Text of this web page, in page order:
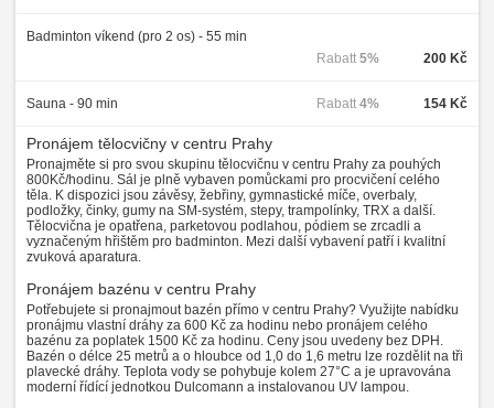
Badminton víkend (pro 2 os) - 55 min
200 Kč
Rabatt 5%
Sauna - 90 min 154 Kč
Rabatt 4%
Pronájem tělocvičny v centru Prahy
Pronajměte si pro svou skupinu tělocvičnu v centru Prahy za pouhých
800Kč/hodinu. Sál je plně vybaven pomůckami pro procvičení celého
těla. K dispozici jsou závěsy, žebřiny, gymnastické míče, overbaly,
podložky, činky, gumy na SM-systém, stepy, trampolínky, TRX a další.
Tělocvična je opatřena, parketovou podlahou, pódiem se zrcadli a
vyznačeným hřištěm pro badminton. Mezi další vybavení patří i kvalitní
zvuková aparatura.
Pronájem bazénu v centru Prahy
Potřebujete si pronajmout bazén přímo v centru Prahy? Využijte nabídku
pronájmu vlastní dráhy za 600 Kč za hodinu nebo pronájem celého
bazénu za poplatek 1500 Kč za hodinu. Ceny jsou uvedeny bez DPH.
Bazén o délce 25 metrů a o hloubce od 1,0 do 1,6 metru lze rozdělit na tři
plavecké dráhy. Teplota vody se pohybuje kolem 27°C a je upravována
moderní řídící jednotkou Dulcomann a instalovanou UV lampou.